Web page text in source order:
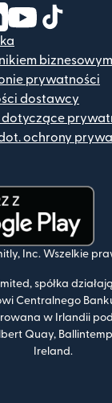
oknie)
w nowym oknie)
się w nowym
(otwiera się w
(otwiera się
biznesowym
prywatności
dostawcy
dotyczące
ochrony
oknie)
Inc. Wszelkie
spółka
Centralnego
w Irlandii
Quay,
Ireland.